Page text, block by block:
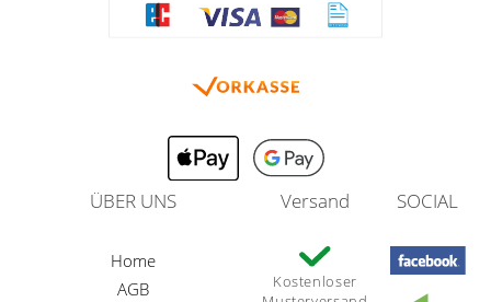
ÜBER UNS
Home
AGB
Versand
Kostenloser
SOCIAL